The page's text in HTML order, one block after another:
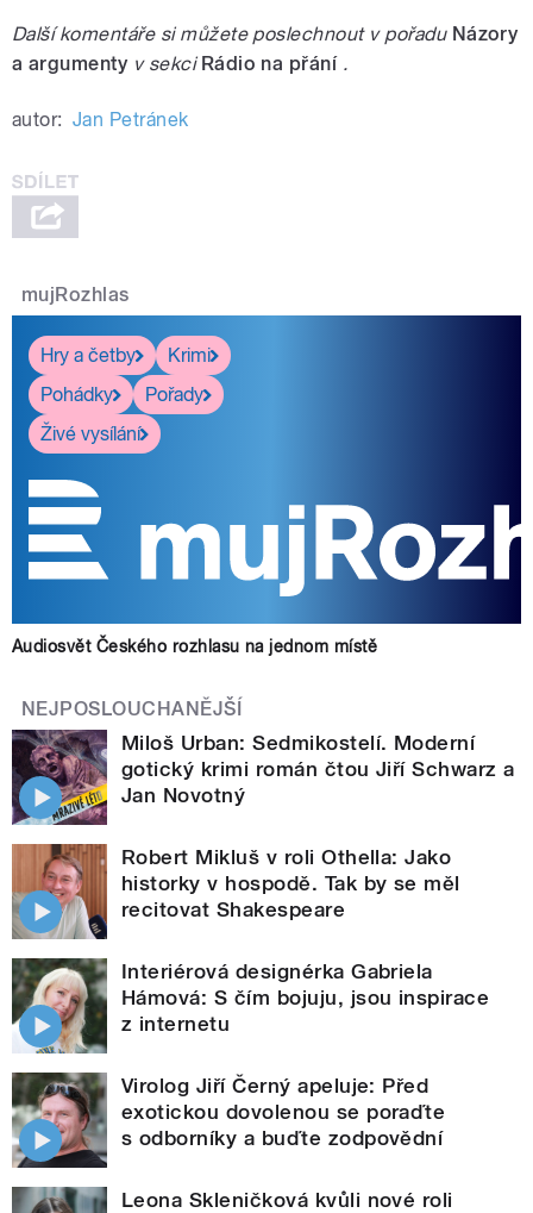
Další komentáře si můžete poslechnout v pořadu Názory
a argumenty v sekci Rádio na přání .
autor: Jan Petránek
mujRozhlas
Hry a četby
Krimi
Pohádky
Pořady
Živé vysílání
Audiosvět Českého rozhlasu na jednom místě
NEJPOSLOUCHANĚJŠÍ
Miloš Urban: Sedmikostelí. Moderní
gotický krimi román čtou Jiří Schwarz a
Jan Novotný
Robert Mikluš v roli Othella: Jako
historky v hospodě. Tak by se měl
recitovat Shakespeare
Interiérová designérka Gabriela
Hámová: S čím bojuju, jsou inspirace
z internetu
Virolog Jiří Černý apeluje: Před
exotickou dovolenou se poraďte
s odborníky a buďte zodpovědní
Leona Skleničková kvůli nové roli